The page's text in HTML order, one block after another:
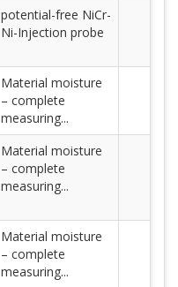
potential-free NiCr-
Ni-Injection probe
Material moisture
– complete
measuring...
Material moisture
– complete
measuring...
Material moisture
– complete
measuring...